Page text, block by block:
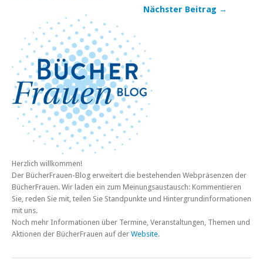
Nächster Beitrag →
Herzlich willkommen!
Der BücherFrauen-Blog erweitert die bestehenden Webpräsenzen der
BücherFrauen. Wir laden ein zum Meinungsaustausch: Kommentieren
Sie, reden Sie mit, teilen Sie Standpunkte und Hintergrundinformationen
mit uns.
Noch mehr Informationen über Termine, Veranstaltungen, Themen und
Aktionen der BücherFrauen auf der Website.